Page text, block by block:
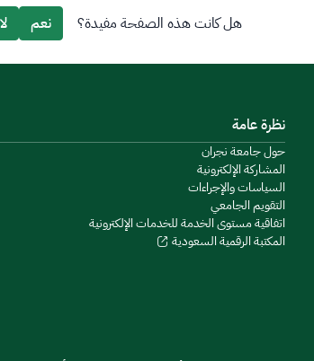
هل كانت هذه الصفحة مفيدة؟ نعم لا
نظرة عامة
حول جامعة نجران
المشاركة الإلكترونية
السياسات والإجراءات
التقويم الجامعي
اتفاقية مستوى الخدمة للخدمات الإلكترونية
المكتبة الرقمية السعودية